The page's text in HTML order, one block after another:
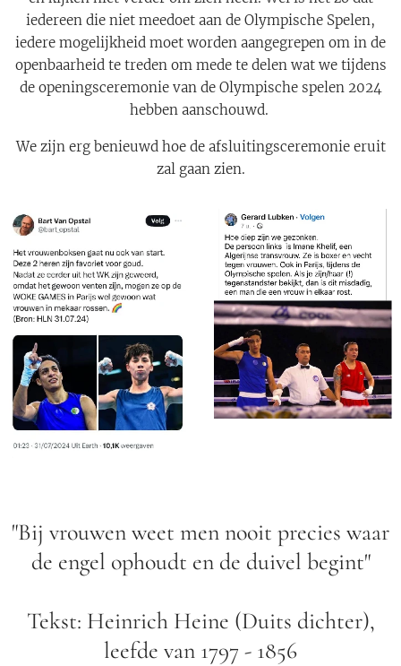
iedereen die niet meedoet aan de Olympische Spelen,
iedere mogelijkheid moet worden aangegrepen om in de
openbaarheid te treden om mede te delen wat we tijdens
de openingsceremonie van de Olympische spelen 2024
hebben aanschouwd.
We zijn erg benieuwd hoe de afsluitingsceremonie eruit
zal gaan zien.
"Bij vrouwen weet men nooit precies waar
de engel ophoudt en de duivel begint"
Tekst: Heinrich Heine (Duits dichter),
leefde van 1797 - 1856